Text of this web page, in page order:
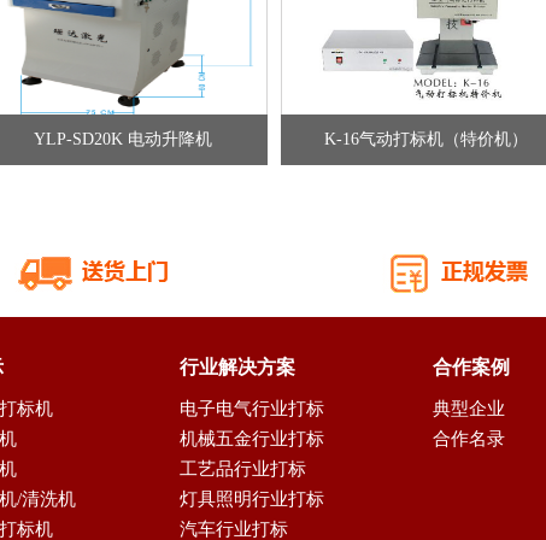
YLP-SD20K 电动升降机 K-16气动打标机（特价机）
标机
/清洗机
标机
行业解决方案
电子电气行业打标
机械五金行业打标
工艺品行业打标
灯具照明行业打标
汽车行业打标
合作案例
典型企业
合作名录